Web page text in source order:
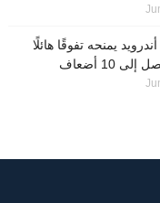
يمنحه تفوقًا هائلًا
أضعاف